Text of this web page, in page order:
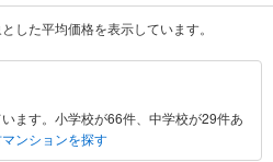
した平均価格を表示しています。
ます。小学校が66件、中学校が29件あ
ンションを探す